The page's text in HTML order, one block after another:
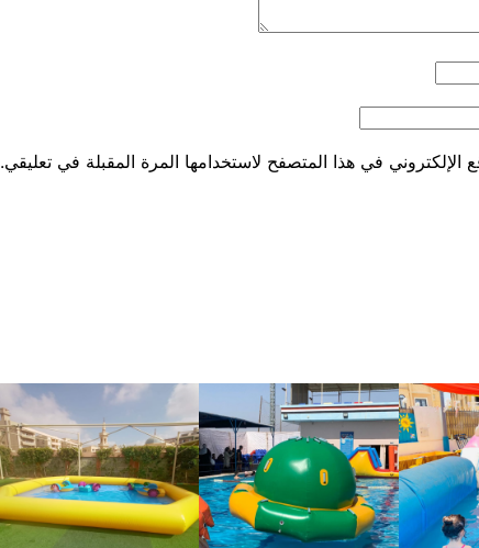
الإلكتروني في هذا المتصفح لاستخدامها المرة المقبلة في تعليقي.